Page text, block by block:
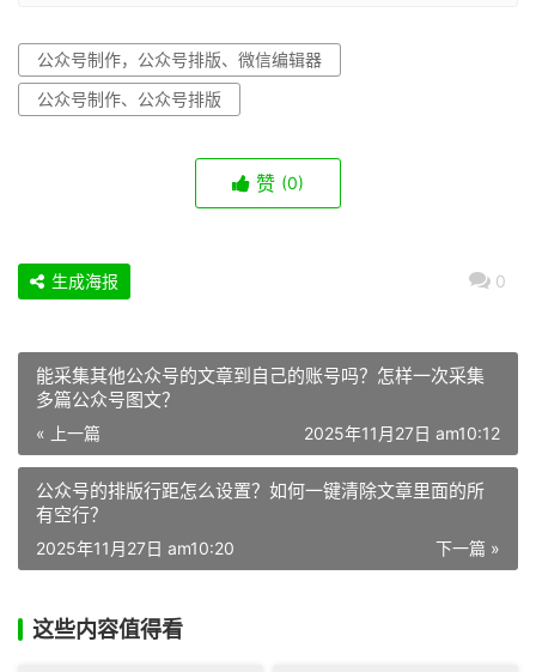
公众号制作，公众号排版、微信编辑器
公众号制作、公众号排版
赞 (0)
0
生成海报
能采集其他公众号的文章到自己的账号吗？怎样一次采集
多篇公众号图文？
« 上一篇 2025年11月27日 am10:12
公众号的排版行距怎么设置？如何一键清除文章里面的所
有空行？
下一篇 »
2025年11月27日 am10:20
这些内容值得看